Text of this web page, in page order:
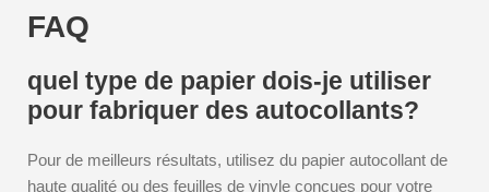
FAQ
quel type de papier dois-je utiliser
pour fabriquer des autocollants?
Pour de meilleurs résultats, utilisez du papier autocollant de
haute qualité ou des feuilles de vinyle conçues pour votre